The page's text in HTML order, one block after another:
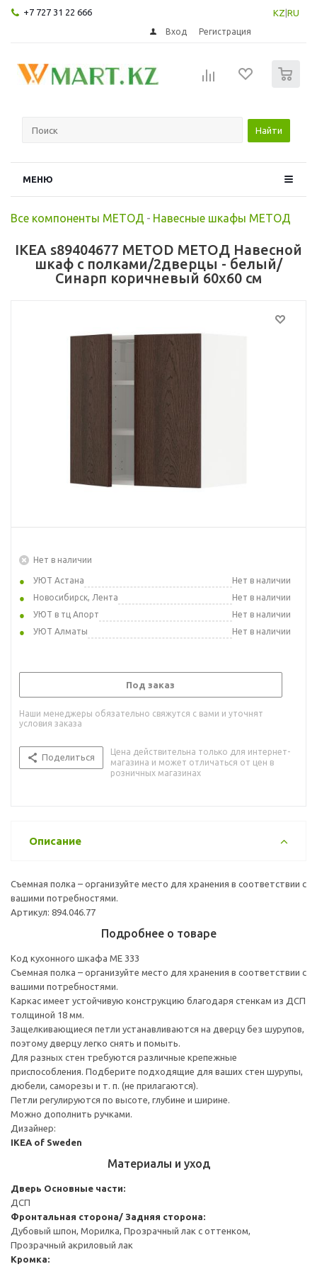
+7 727 31 22 666 KZ RU
Вход Регистрация
Найти
МЕНЮ
Все компоненты МЕТОД - Навесные шкафы МЕТОД
IKEA s89404677 METOD МЕТОД Навесной
шкаф с полками/2дверцы - белый/
Синарп коричневый 60x60 см
Нет в наличии
УЮТ Астана
Нет в наличии
Новосибирск, Лента
Нет в наличии
УЮТ в тц Апорт
Нет в наличии
УЮТ Алматы
Нет в наличии
Под заказ
Наши менеджеры обязательно свяжутся с вами и уточнят
условия заказа
Поделиться
Цена действительна только для интернет-
магазина и может отличаться от цен в
розничных магазинах
Описание
Съемная полка – организуйте место для хранения в соответствии с
вашими потребностями.
Артикул: 894.046.77
Подробнее о товаре
Код кухонного шкафа ME 333
Съемная полка – организуйте место для хранения в соответствии с
вашими потребностями.
Каркас имеет устойчивую конструкцию благодаря стенкам из ДСП
толщиной 18 мм.
Защелкивающиеся петли устанавливаются на дверцу без шурупов,
поэтому дверцу легко снять и помыть.
Для разных стен требуются различные крепежные
приспособления. Подберите подходящие для ваших стен шурупы,
дюбели, саморезы и т. п. (не прилагаются).
Петли регулируются по высоте, глубине и ширине.
Можно дополнить ручками.
Дизайнер:
IKEA of Sweden
Материалы и уход
Дверь Основные части:
ДСП
Фронтальная сторона/ Задняя сторона:
Дубовый шпон, Морилка, Прозрачный лак с оттенком,
Прозрачный акриловый лак
Кромка: